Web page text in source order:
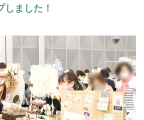
ました！